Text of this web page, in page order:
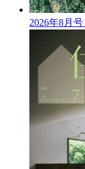
2026年8月号